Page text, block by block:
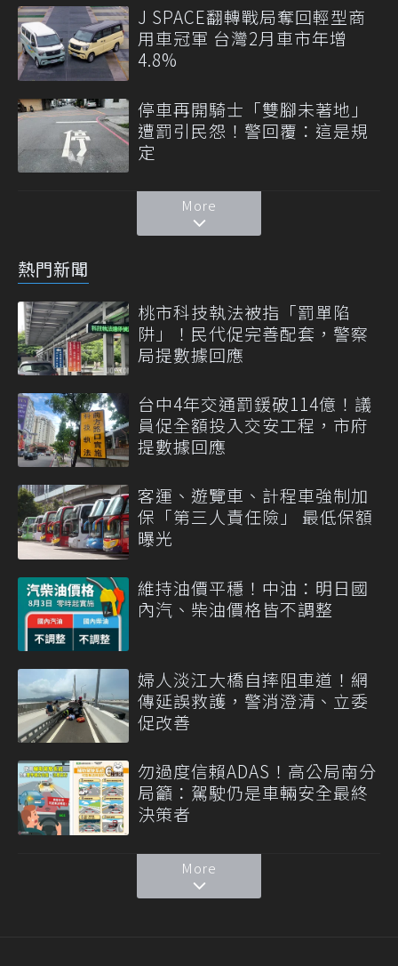
J SPACE翻轉戰局奪回輕型商
用車冠軍 台灣2月車市年增
4.8%
停車再開騎士「雙腳未著地」
遭罰引民怨！警回覆：這是規
定
More
熱門新聞
桃市科技執法被指「罰單陷
阱」！民代促完善配套，警察
局提數據回應
台中4年交通罰鍰破114億！議
員促全額投入交安工程，市府
提數據回應
客運、遊覽車、計程車強制加
保「第三人責任險」 最低保額
曝光
維持油價平穩！中油：明日國
內汽、柴油價格皆不調整
婦人淡江大橋自摔阻車道！網
傳延誤救護，警消澄清、立委
促改善
勿過度信賴ADAS！高公局南分
局籲：駕駛仍是車輛安全最終
決策者
More